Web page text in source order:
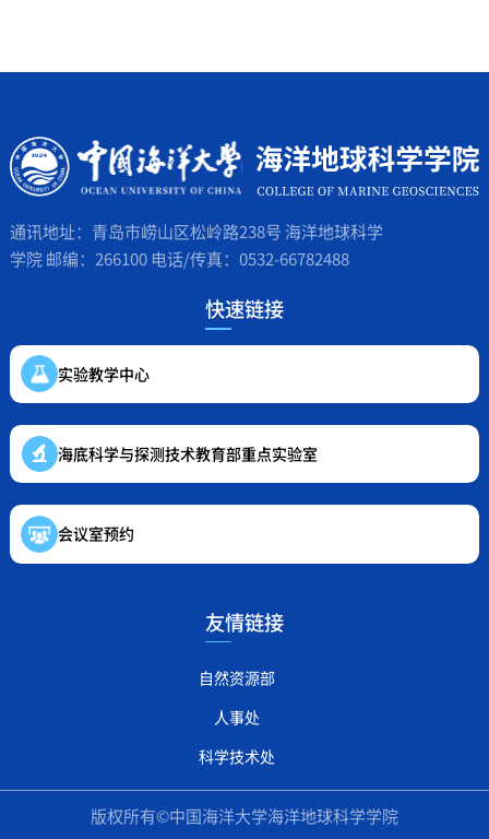
通讯地址：青岛市崂山区松岭路238号 海洋地球科学
学院 邮编：266100 电话/传真：0532-66782488
快速链接
实验教学中心
海底科学与探测技术教育部重点实验室
会议室预约
友情链接
自然资源部
人事处
科学技术处
版权所有©中国海洋大学海洋地球科学学院